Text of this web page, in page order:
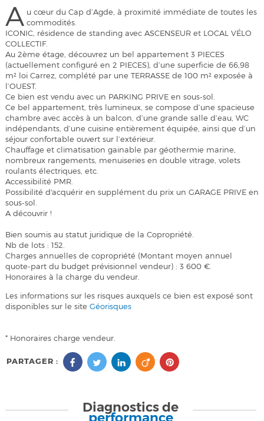
A u cœur du Cap d’Agde, à proximité immédiate de toutes les
commodités.
ICONIC, résidence de standing avec ASCENSEUR et LOCAL VÉLO
COLLECTIF.
Au 2ème étage, découvrez un bel appartement 3 PIECES
(actuellement configuré en 2 PIECES), d’une superficie de 66,98
m² loi Carrez, complété par une TERRASSE de 100 m² exposée à
l’OUEST.
Ce bien est vendu avec un PARKING PRIVE en sous-sol.
Ce bel appartement, très lumineux, se compose d’une spacieuse
chambre avec accès à un balcon, d’une grande salle d’eau, WC
indépendants, d’une cuisine entièrement équipée, ainsi que d’un
séjour confortable ouvert sur l’extérieur.
Chauffage et climatisation gainable par géothermie marine,
nombreux rangements, menuiseries en double vitrage, volets
roulants électriques, etc.
Accessibilité PMR.
Possibilité d'acquérir en supplément du prix un GARAGE PRIVE en
sous-sol.
A découvrir !
Bien soumis au statut juridique de la Copropriété.
Nb de lots : 152.
Charges annuelles de copropriété (Montant moyen annuel
quote-part du budget prévisionnel vendeur) : 3 600 €.
Honoraires à la charge du vendeur.
Les informations sur les risques auxquels ce bien est exposé sont
disponibles sur le site Géorisques
* Honoraires charge vendeur.
PARTAGER :
Diagnostics de